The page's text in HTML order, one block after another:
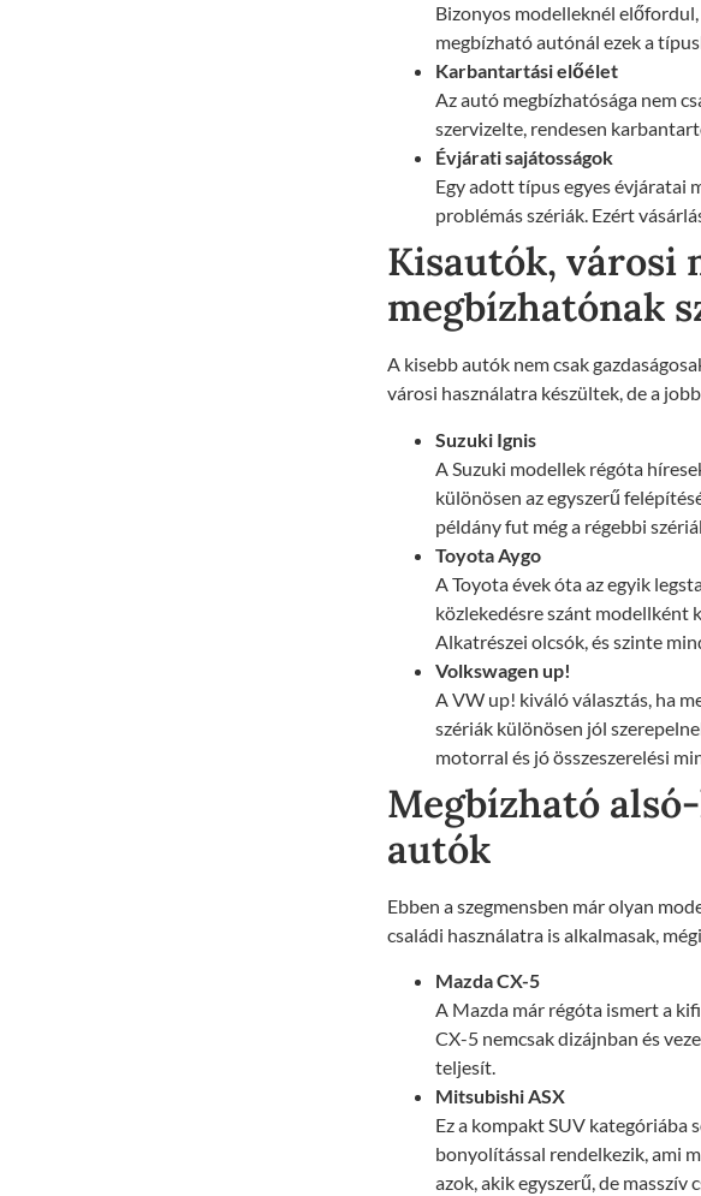
Bizonyos modelleknél
megbízható autónál ezek a
Karbantartási előélet
Az autó megbízhatósága nem
szervizelte, rendesen
Évjárati sajátosságok
Egy adott típus egyes évjáratai
problémás szériák. Ezért
Kisautók, városi
megbízhatónak
A kisebb autók nem csak
városi használatra készültek, de a
Suzuki Ignis
A Suzuki modellek régóta
különösen az egyszerű
példány fut még a régebbi
Toyota Aygo
A Toyota évek óta az egyik
közlekedésre szánt modellként
Alkatrészei olcsók, és szinte
Volkswagen up!
A VW up! kiváló választás, ha
szériák különösen jól
motorral és jó összeszerelési
Megbízható
autók
Ebben a szegmensben már olyan
családi használatra is alkalmasak,
Mazda CX-5
A Mazda már régóta ismert a
CX-5 nemcsak dizájnban és
teljesít.
Mitsubishi ASX
Ez a kompakt SUV
bonyolítással rendelkezik, ami
azok, akik egyszerű, de masszív